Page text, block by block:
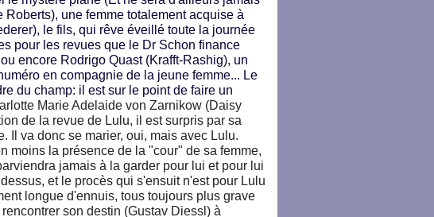
une femme totalement acquise à
le fils, qui rêve éveillé toute la journée
pour les revues que le Dr Schon finance
encore Rodrigo Quast (Krafft-Rashig), un
en compagnie de la jeune femme... Le
du champ: il est sur le point de faire un
Marie Adelaide von Zarnikow (Daisy
de la revue de Lulu, il est surpris par sa
Il va donc se marier, oui, mais avec Lulu.
moins la présence de la "cour" de sa femme,
jamais à la garder pour lui et pour lui
et le procès qui s'ensuit n'est pour Lulu
longue d'ennuis, tous toujours plus grave
son destin (Gustav Diessl) à